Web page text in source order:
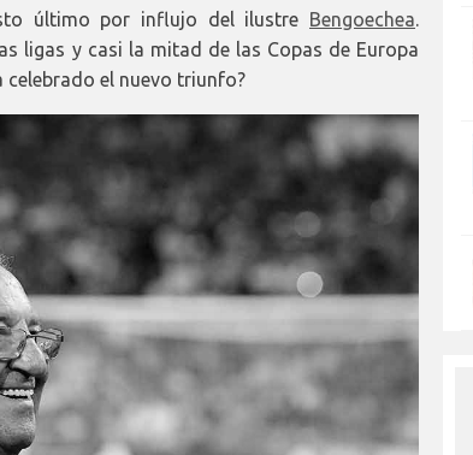
último por influjo del ilustre Bengoechea.
ligas y casi la mitad de las Copas de Europa
celebrado el nuevo triunfo?